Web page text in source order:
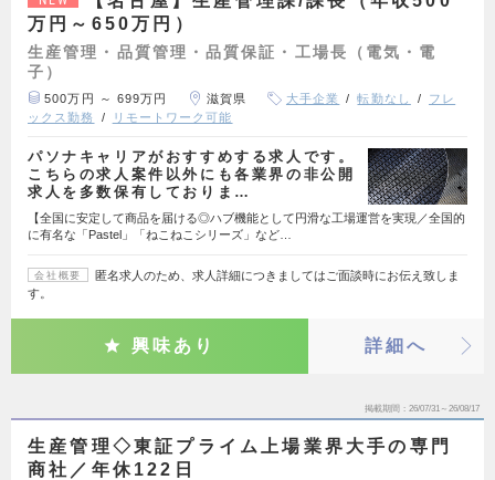
万円～650万円）
生産管理・品質管理・品質保証・工場長（電気・電
子）
500万円 ～ 699万円 滋賀県 大手企業 転勤なし
フレ
ックス勤務
リモートワーク可能
パソナキャリアがおすすめする求人です。
こちらの求人案件以外にも各業界の非公開
求人を多数保有しておりま…
【全国に安定して商品を届ける◎ハブ機能として円滑な工場運営を実現／全国的
に有名な「Pastel」「ねこねこシリーズ」など…
会社概要
匿名求人のため、求人詳細につきましてはご面談時にお伝え致しま
す。
興味あり 詳細へ
掲載期間 26/07/31～26/08/17
生産管理◇東証プライム上場業界大手の専門
商社／年休122日